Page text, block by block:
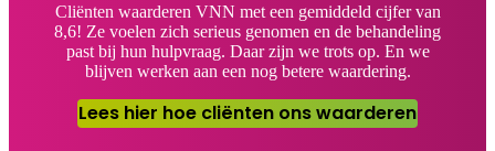
Cliënten waarderen VNN met een gemiddeld cijfer van
8,6! Ze voelen zich serieus genomen en de behandeling
past bij hun hulpvraag. Daar zijn we trots op. En we
blijven werken aan een nog betere waardering.
Lees hier hoe cliënten ons waarderen